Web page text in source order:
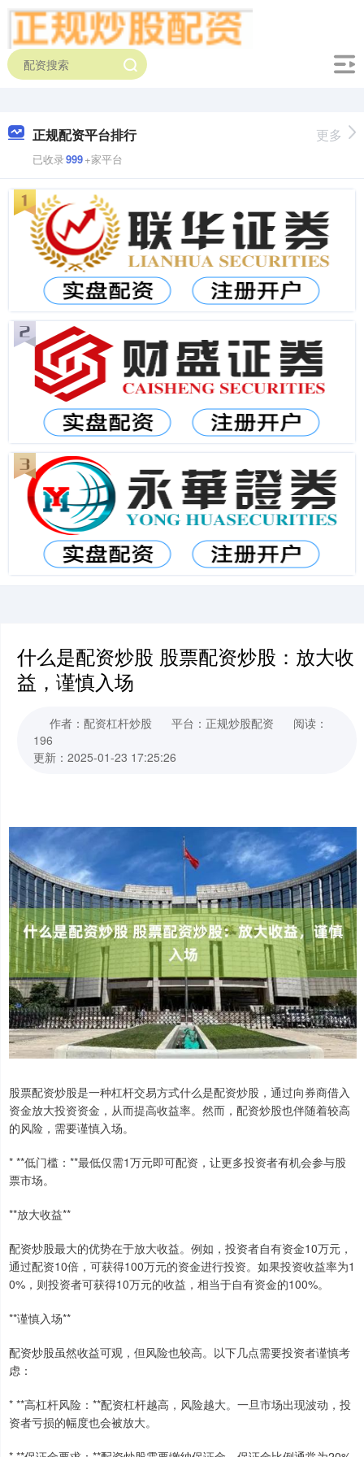
正规配资平台排行
已收录999+家平台
更多
什么是配资炒股 股票配资炒股：放大收
益，谨慎入场
作者：配资杠杆炒股 平台：正规炒股配资
阅读：
196
更新：2025-01-23 17:25:26
股票配资炒股是一种杠杆交易方式什么是配资炒股，通过向券商借入
资金放大投资资金，从而提高收益率。然而，配资炒股也伴随着较高
的风险，需要谨慎入场。
* **低门槛：**最低仅需1万元即可配资，让更多投资者有机会参与股
票市场。
**放大收益**
配资炒股最大的优势在于放大收益。例如，投资者自有资金10万元，
通过配资10倍，可获得100万元的资金进行投资。如果投资收益率为1
0%，则投资者可获得10万元的收益，相当于自有资金的100%。
**谨慎入场**
配资炒股虽然收益可观，但风险也较高。以下几点需要投资者谨慎考
虑：
* **高杠杆风险：**配资杠杆越高，风险越大。一旦市场出现波动，投
资者亏损的幅度也会被放大。